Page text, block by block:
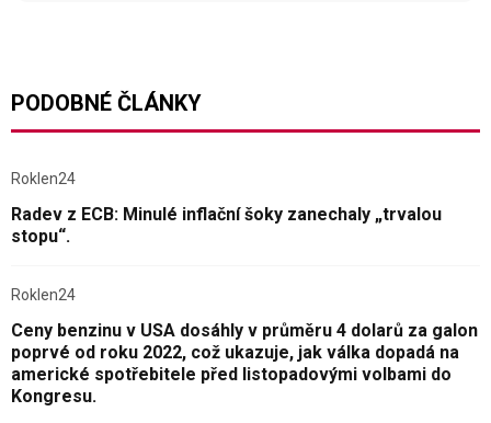
PODOBNÉ ČLÁNKY
Roklen24
Radev z ECB: Minulé inflační šoky zanechaly „trvalou
stopu“.
Roklen24
Ceny benzinu v USA dosáhly v průměru 4 dolarů za galon
poprvé od roku 2022, což ukazuje, jak válka dopadá na
americké spotřebitele před listopadovými volbami do
Kongresu.